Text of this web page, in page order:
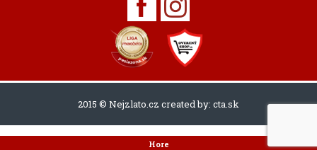
2015 © Nejzlato.cz created by: cta.sk
Hore